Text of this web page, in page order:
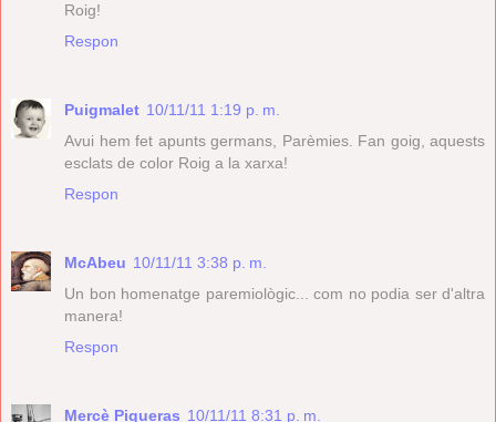
Roig!
Respon
Puigmalet 10/11/11 1:19 p. m.
Avui hem fet apunts germans, Parèmies. Fan goig, aquests
esclats de color Roig a la xarxa!
Respon
McAbeu 10/11/11 3:38 p. m.
Un bon homenatge paremiològic... com no podia ser d'altra
manera!
Respon
Mercè Piqueras 10/11/11 8:31 p. m.